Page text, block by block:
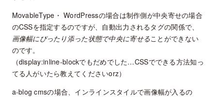
MovableType・ WordPressの場合は制作側が中央寄せの場合
のCSSを指定するのですが、自動出力されるタグの関係で、
画像幅にぴったり添った状態で中央に寄せることができない
のです。
（display:inline-blockでもだめでした…CSSでできる方法知っ
てる人がいたら教えてくださいorz）
a-blog cmsの場合、インラインスタイルで画像幅が入るの